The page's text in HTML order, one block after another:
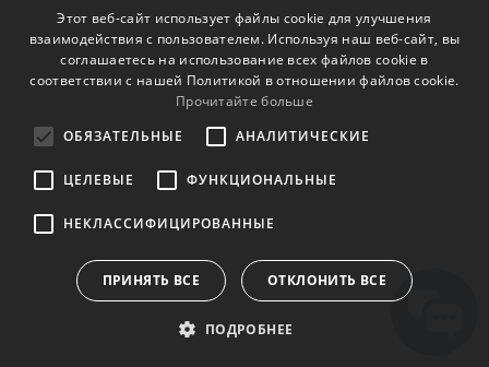
ENGLISH
BULGARIAN
CROATIAN
FINNISH
Этот веб-сайт использует файлы cookie для улучшения
взаимодействия с пользователем. Используя наш веб-сайт, вы
соглашаетесь на использование всех файлов cookie в
соответствии с нашей Политикой в ​​отношении файлов cookie.
Прочитайте больше
ОБЯЗАТЕЛЬНЫЕ
АНАЛИТИЧЕСКИЕ
ЦЕЛЕВЫЕ ФУНКЦИОНАЛЬНЫЕ
НЕКЛАССИФИЦИРОВАННЫЕ
ПРИНЯТЬ ВСЕ ОТКЛОНИТЬ ВСЕ
ПОДРОБНЕЕ